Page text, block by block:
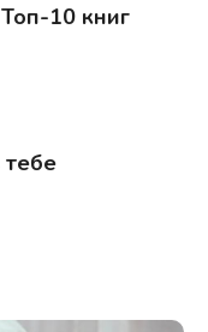
10 книг